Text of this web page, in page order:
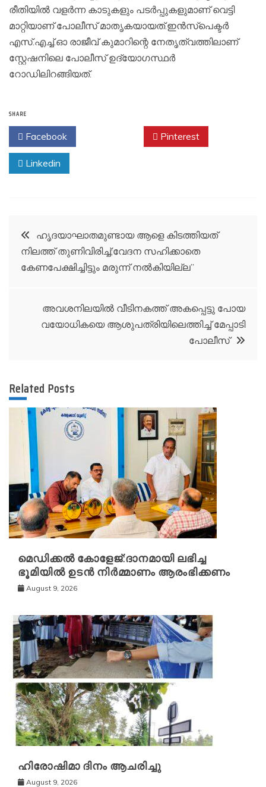
രീതിയിൽ വളർന്ന കാടുകളും പടർപ്പുകളുമാണ് വെട്ടി
മാറ്റിയാണ് പോലീസ് മാതൃകയായത്.ഇൻസ്‌പെക്ടർ
എസ്.എച്ച്.ഓ രാജീവ്‌ കുമാറിന്റെ നേതൃത്വത്തിലാണ്
സ്റ്റേഷനിലെ പോലീസ് ഉദ്യോഗസ്ഥർ
റോഡിലിറങ്ങിയത്.
SHARE
Facebook Pinterest
Linkedin
Post
navigation
ഹൃദയാഘാതമുണ്ടായ ആളെ കിടത്തിയത്
നിലത്ത് തുണിവിരിച്ച്;വേദന സഹിക്കാതെ
കേണപേക്ഷിച്ചിട്ടും മരുന്ന് നൽകിയില്ല”
അവശനിലയിൽ വീടിനകത്ത് അകപ്പെട്ടു പോയ
വയോധികയെ ആശുപത്രിയിലെത്തിച്ച് മേപ്പാടി
പോലീസ്
Related Posts
മെഡിക്കൽ കോളേജ്:ദാനമായി ലഭിച്ച
ഭൂമിയിൽ ഉടൻ നിർമ്മാണം ആരംഭിക്കണം
August 9, 2026
ഹിരോഷിമാ ദിനം ആചരിച്ചു
August 9, 2026